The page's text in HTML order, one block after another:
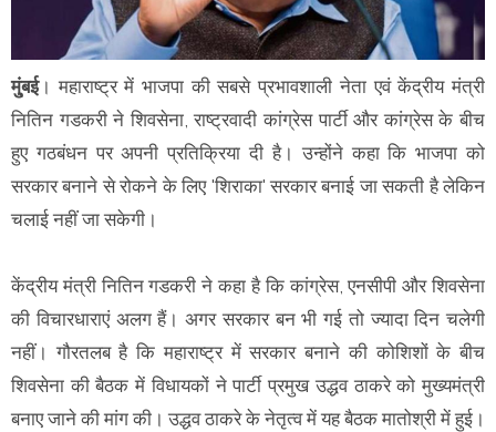
मु्ंबई। महाराष्ट्र में भाजपा की सबसे प्रभावशाली नेता एवं केंद्रीय मंत्री
नितिन गडकरी ने शिवसेना, राष्ट्रवादी कांग्रेस पार्टी और कांग्रेस के बीच
हुए गठबंधन पर अपनी प्रतिक्रिया दी है। उन्होंने कहा कि भाजपा को
सरकार बनाने से रोकने के लिए 'शिराका' सरकार बनाई जा सकती है लेकिन
चलाई नहीं जा सकेगी।
केंद्रीय मंत्री नितिन गडकरी ने कहा है कि कांग्रेस, एनसीपी और शिवसेना
की विचारधाराएं अलग हैं। अगर सरकार बन भी गई तो ज्यादा दिन चलेगी
नहीं। गौरतलब है कि महाराष्ट्र में सरकार बनाने की कोशिशों के बीच
शिवसेना की बैठक में विधायकों ने पार्टी प्रमुख उद्धव ठाकरे को मुख्यमंत्री
बनाए जाने की मांग की। उद्धव ठाकरे के नेतृत्व में यह बैठक मातोश्री में हुई।